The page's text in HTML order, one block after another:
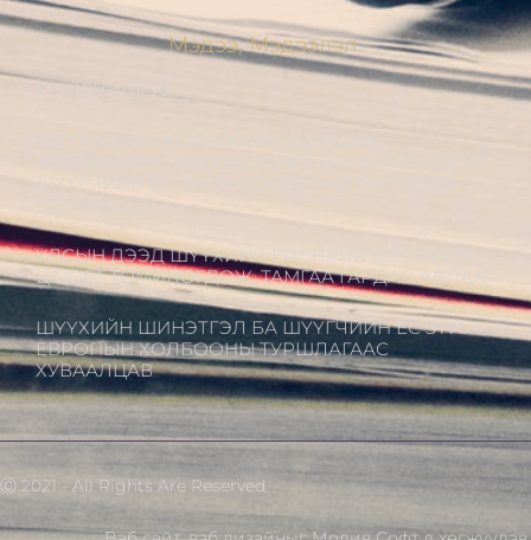
Мэдээ, Мэдээлэл
МЭНДЧИЛГЭЭ
ШҮҮГЧДИЙН ХОЛБООНЫ УДИРДАХ
СОЛИЛЦОВ
УЛСЫН ДЭЭД ШҮҮХИЙН ЕРӨНХИЙ ШҮҮГЧЭЭР
Ц.ЦОГТ ТОМИЛОГДОЖ, ТАМГАА ГАРДАН АВЛАА
ШҮҮХИЙН ШИНЭТГЭЛ БА ШҮҮГЧИЙН ЁС ЗҮЙ:
ЕВРОПЫН ХОЛБООНЫ ТУРШЛАГААС
ХУВААЛЦАВ
Ⓒ 2021 - All Rights Are Reserved